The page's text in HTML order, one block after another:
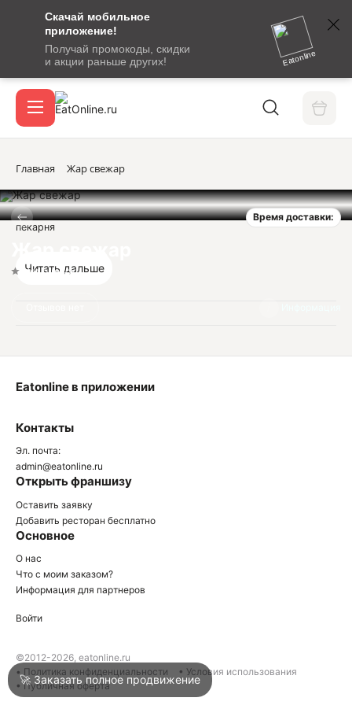
Скачай мобильное
приложение!
Получай промокоды, скидки
и акции раньше других!
Eatonline
сообщение
кодом
подтверждения
Вход / регистрация
Акции
Войти
Написать в техподдержку
Главная Жар свежар
Время доставки:
Нет оценок
пекарня
Читать дальше
Контакты
Эл. почта:
admin@eatonline.ru
Открыть франшизу
Оставить заявку
Добавить ресторан бесплатно
Основное
О нас
Что с моим заказом?
Информация для партнеров
Eatonline в приложении
Войти
©2012-2026, eatonline.ru
• Политика конфиденциальности
• Условия использования
• Публичная оферта
🚀 Заказать полное продвижение